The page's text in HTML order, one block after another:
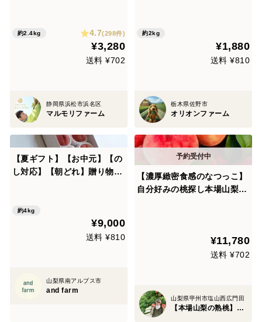
う）』7〜10本入り※採れた
て続く魔法のシートで全国発
送でも朝どれ鮮度のトウモロ
約2.4kg 4.7(298件)
¥3,280
送料 ¥702
静岡県浜松市浜名区
マルモリファーム
学肥料不使用｜彩り豊かな食
約2kg
¥1,880
送料 ¥810
栃木県佐野市
オリオンファーム
【夏ギフト】【お中元】【の
し対応】【朝どれ】贈り物に
約4kg
¥9,000
送料 ¥810
山梨県南アルプス市
and farm
【濃厚緻密食感のなつっこ】
自分好みの桃探し本場山梨桃
な贈り物にぴったり🍑7月中
¥11,780
送料 ¥702
山梨県甲州市塩山西広門田
【本場山梨の熟桃】北井桃園～ぴ～ち姫の桃畑～